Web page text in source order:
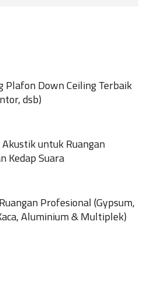
Plafon Down Ceiling Terbaik
dsb)
untuk Ruangan
Kedap Suara
Profesional (Gypsum,
Aluminium & Multiplek)